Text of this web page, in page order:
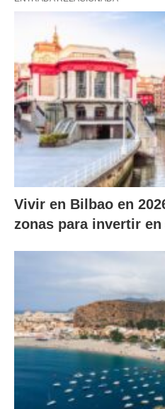
Vivir en Bilbao en
zonas para invertir en